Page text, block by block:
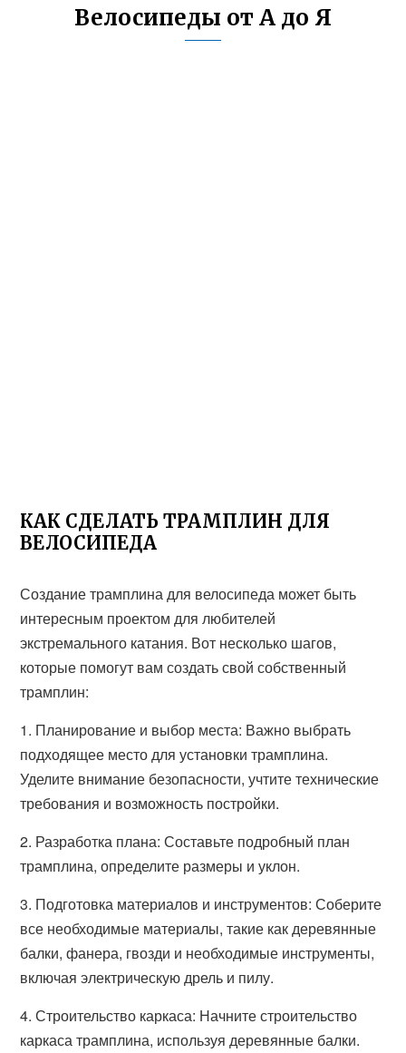
Велосипеды от А до Я
КАК СДЕЛАТЬ ТРАМПЛИН ДЛЯ
ВЕЛОСИПЕДА
Создание трамплина для велосипеда может быть
интересным проектом для любителей
экстремального катания. Вот несколько шагов,
которые помогут вам создать свой собственный
трамплин:
1. Планирование и выбор места: Важно выбрать
подходящее место для установки трамплина.
Уделите внимание безопасности, учтите технические
требования и возможность постройки.
2. Разработка плана: Составьте подробный план
трамплина, определите размеры и уклон.
3. Подготовка материалов и инструментов: Соберите
все необходимые материалы, такие как деревянные
балки, фанера, гвозди и необходимые инструменты,
включая электрическую дрель и пилу.
4. Строительство каркаса: Начните строительство
каркаса трамплина, используя деревянные балки.